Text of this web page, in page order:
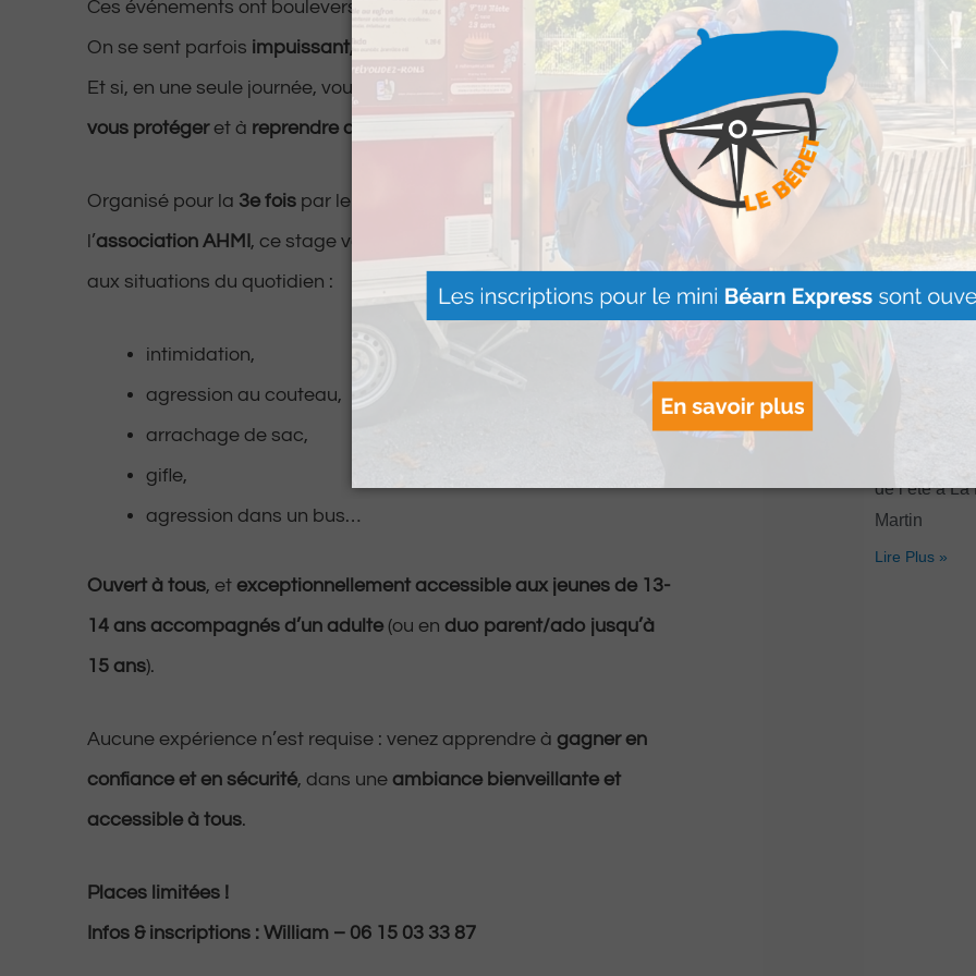
Ces événements ont bouleversé de nombreuses personnes.
On se sent parfois impuissant, vulnérable, inquiet
Et si, en une seule journée, vous appreniez àréagir efficacement, à
vous protégeret à reprendre confiance
Organisé pour la 3e fois par le club Concept Armades Défenses
l’association AHMI , ce stage vous donnera les bons réflexes
face
aux situations du quotidien :
intimidation,
agression au couteau,
arrachage de sac,
gifle,
agression dans un bus…
Ouvert à tous, et exceptionnellement accessible aux jeunes de 13-
14 ans accompagnés d’un adulte (ou en duo parent/ado jusqu’à
15 ans).
Aucune expérience n’est requise : venez apprendre à gagner en
confiance et en sécurité, dans une ambiance bienveillante et
accessible à tous.
Places limitées !
Infos & inscriptions : William – 06 15 03 33 87
Artouste : Le
Image
s’installe à
Lire Plus »
de l’été à
Martin
Lire Plus »